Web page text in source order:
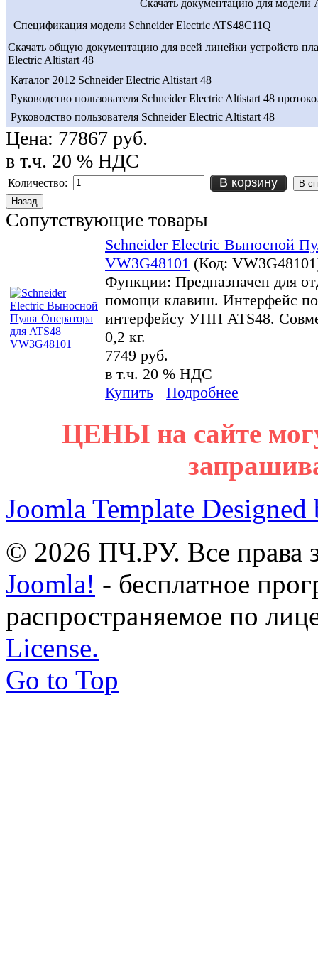
Скачать документацию для модели
Спецификация модели Schneider Electric ATS48C11Q
Скачать общую документацию для всей линейки устройств
Electric Altistart 48
Каталог 2012 Schneider Electric Altistart 48
Руководство пользователя Schneider Electric Altistart 48
Руководство пользователя Schneider Electric Altistart 48
Цена: 77867 руб.
в т.ч. 20 % НДС
Количество: В корзину
Сопутствующие товары
Schneider Electric Выносной
VW3G48101 (Код: VW3G48101
Функции: Предназначен для
помощи клавиш. Интерфейс
интерфейсу УПП ATS48.
0,2 кг.
7749 руб.
в т.ч. 20 % НДС
Купить
Подробнее
ЦЕНЫ на сайте
Joomla Template Designed
© 2026 ПЧ.РУ. Все права
Joomla! - бесплатное
распространяемое по
License.
Go to Top